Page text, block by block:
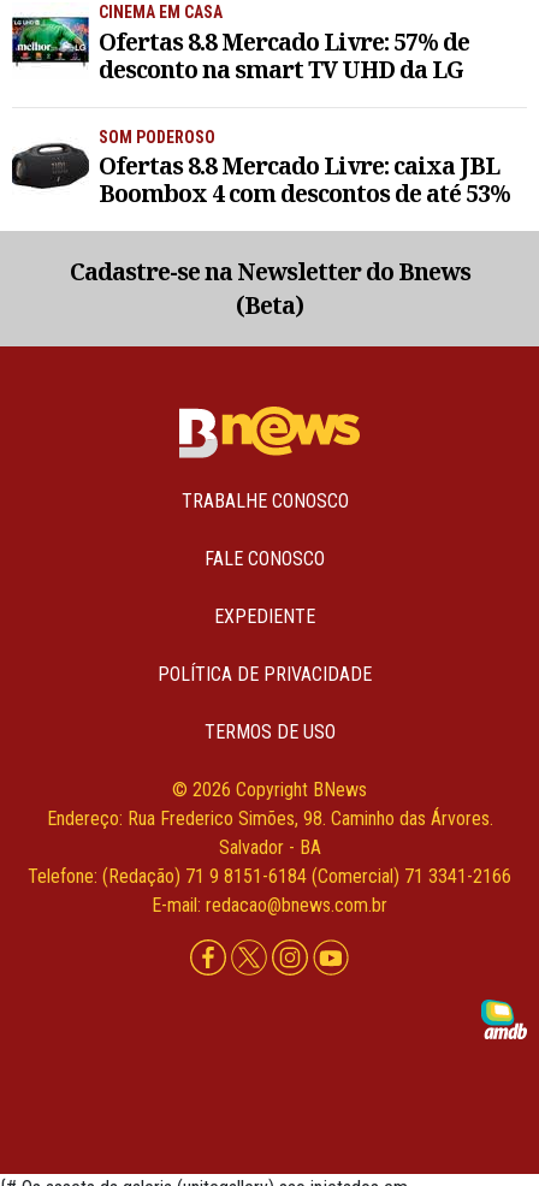
CINEMA EM CASA
Ofertas 8.8 Mercado Livre: 57% de
desconto na smart TV UHD da LG
SOM PODEROSO
Ofertas 8.8 Mercado Livre: caixa JBL
Boombox 4 com descontos de até 53%
Cadastre-se na Newsletter do Bnews
(Beta)
TRABALHE CONOSCO
FALE CONOSCO
EXPEDIENTE
POLÍTICA DE PRIVACIDADE
TERMOS DE USO
© 2026 Copyright BNews
Endereço: Rua Frederico Simões, 98. Caminho das Árvores.
Salvador - BA
Telefone: (Redação) 71 9 8151-6184 (Comercial) 71 3341-2166
E-mail: redacao@bnews.com.br